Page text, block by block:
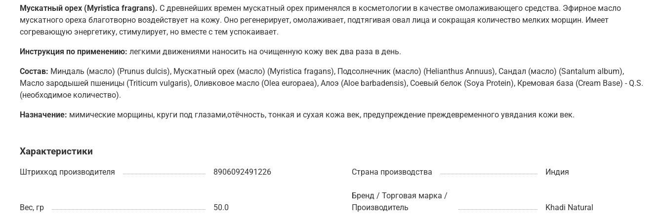
Мускатный орех (Myristica fragrans). С древнейших времен мускатный орех применялся в косметологии в качестве омолаживающего средства. Эфирное масло
мускатного ореха благотворно воздействует на кожу. Оно регенерирует, омолаживает, подтягивая овал лица и сокращая количество мелких морщин. Имеет
согревающую энергетику, стимулирует, но вместе с тем успокаивает.
Инструкция по применению: легкими движениями наносить на очищенную кожу век два раза в день.
Состав: Миндаль (масло) (Prunus dulcis), Мускатный орех (масло) (Myristica fragans), Подсолнечник (масло) (Helianthus Annuus), Сандал (масло) (Santalum album),
Масло зародышей пшеницы (Triticum vulgaris), Оливковое масло (Olea europaea), Алоэ (Aloe barbadensis), Соевый белок (Soya Protein), Кремовая база (Cream Base) - Q.S.
(необходимое количество).
Назначение: мимические морщины, круги под глазами,отёчность, тонкая и сухая кожа век, предупреждение преждевременного увядания кожи век.
Характеристики
Штрихкод производителя 8906092491226 Страна производства Индия
Вес, гр 50.0
Бренд / Торговая марка /
Производитель
Khadi Natural